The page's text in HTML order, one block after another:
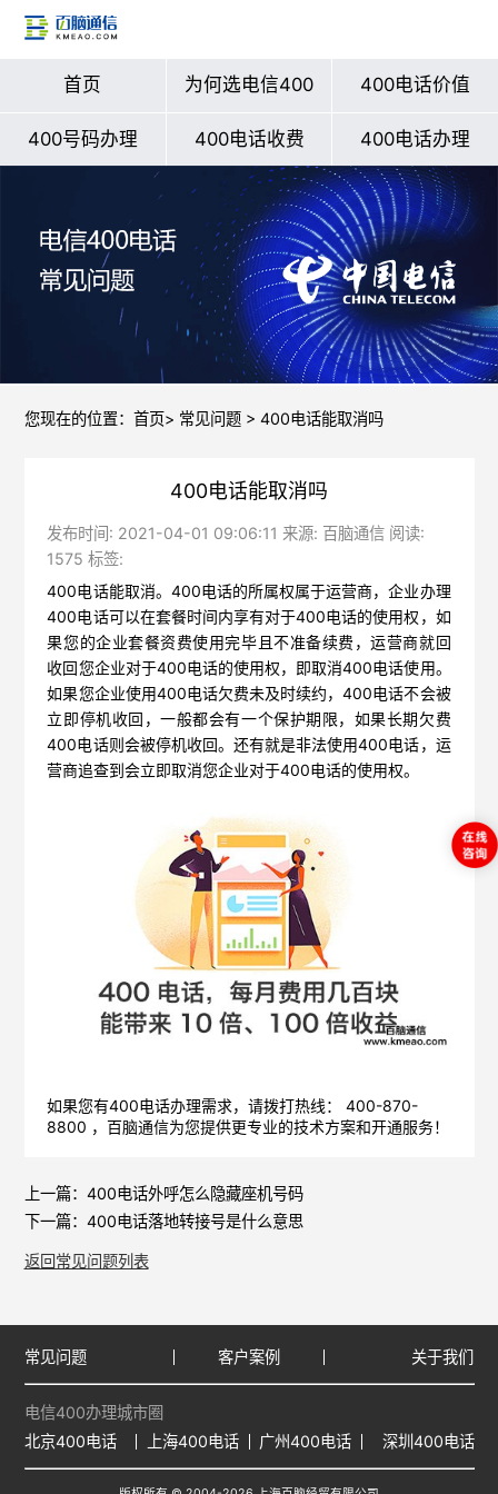
首页 为何选电信400 400电话价值
400号码办理 400电话收费 400电话办理
您现在的位置： 首页> 常见问题> 400电话能取消吗
400电话能取消吗
发布时间: 2021-04-01 09:06:11 来源: 百脑通信 阅读:
1575 标签:
400电话能取消。400电话的所属权属于运营商，企业办理
400电话可以在套餐时间内享有对于400电话的使用权，如
果您的企业套餐资费使用完毕且不准备续费，运营商就回
收回您企业对于400电话的使用权，即取消400电话使用。
如果您企业使用400电话欠费未及时续约，400电话不会被
立即停机收回，一般都会有一个保护期限，如果长期欠费
400电话则会被停机收回。还有就是非法使用400电话，运
营商追查到会立即取消您企业对于400电话的使用权。
如果您有400电话办理需求，请拨打热线： 400-870-
8800 ，百脑通信为您提供更专业的技术方案和开通服务！
上一篇： 400电话外呼怎么隐藏座机号码
下一篇： 400电话落地转接号是什么意思
返回常见问题列表
常见问题 客户案例 关于我们
电信400办理城市圈
北京400电话
上海400电话 广州400电话 深圳400电话